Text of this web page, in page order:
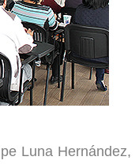
Luna Hernández,